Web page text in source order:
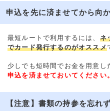
申込を先に済ませてから向
最短ルートで利用するには、 ネ
でカード発行するのがオススメ
少しでも短時間でお金を用意し
申込を済ませておいてください。
【注意】書類の持参を忘れ